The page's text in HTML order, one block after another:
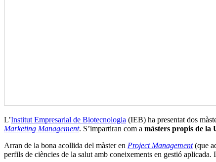
L’Institut Empresarial de Biotecnologia (IEB) ha presentat dos
Marketing Management. S’impartiran com a màsters propis de la
Arran de la bona acollida del màster en Project Management(que
perfils de ciències de la salut amb coneixements en gestió